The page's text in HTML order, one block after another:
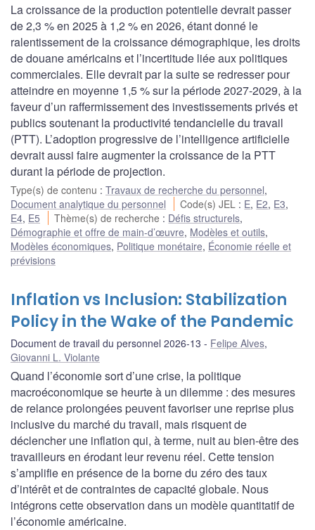
La croissance de la production potentielle devrait passer
de 2,3 % en 2025 à 1,2 % en 2026, étant donné le
ralentissement de la croissance démographique, les droits
de douane américains et l’incertitude liée aux politiques
commerciales. Elle devrait par la suite se redresser pour
atteindre en moyenne 1,5 % sur la période 2027-2029, à la
faveur d’un raffermissement des investissements privés et
publics soutenant la productivité tendancielle du travail
(PTT). L’adoption progressive de l’intelligence artificielle
devrait aussi faire augmenter la croissance de la PTT
durant la période de projection.
Type(s) de contenu : Travaux de recherche du personnel,
Document analytique du personnel
Code(s) JEL : E, E2, E3,
E4, E5 Thème(s) de recherche : Défis structurels,
Démographie et offre de main-d’œuvre, Modèles et outils,
Modèles économiques, Politique monétaire, Économie réelle et
prévisions
Inflation vs Inclusion: Stabilization
Policy in the Wake of the Pandemic
Document de travail du personnel 2026-13 Felipe Alves,
Giovanni L. Violante
Quand l’économie sort d’une crise, la politique
macroéconomique se heurte à un dilemme : des mesures
de relance prolongées peuvent favoriser une reprise plus
inclusive du marché du travail, mais risquent de
déclencher une inflation qui, à terme, nuit au bien-être des
travailleurs en érodant leur revenu réel. Cette tension
s’amplifie en présence de la borne du zéro des taux
d’intérêt et de contraintes de capacité globale. Nous
intégrons cette observation dans un modèle quantitatif de
l’économie américaine.